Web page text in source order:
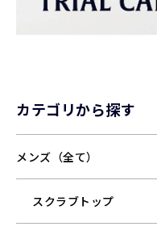
カテゴリから探す
メンズ（全て）
スクラブトップ